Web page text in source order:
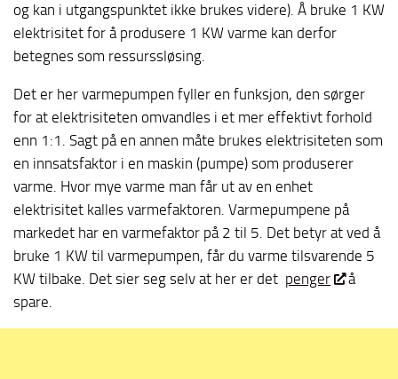
og kan i utgangspunktet ikke brukes videre). Å bruke 1 KW
elektrisitet for å produsere 1 KW varme kan derfor
betegnes som ressurssløsing.
Det er her varmepumpen fyller en funksjon, den sørger
for at elektrisiteten omvandles i et mer effektivt forhold
enn 1:1. Sagt på en annen måte brukes elektrisiteten som
en innsatsfaktor i en maskin (pumpe) som produserer
varme. Hvor mye varme man får ut av en enhet
elektrisitet kalles varmefaktoren. Varmepumpene på
markedet har en varmefaktor på 2 til 5. Det betyr at ved å
bruke 1 KW til varmepumpen, får du varme tilsvarende 5
KW tilbake. Det sier seg selv at her er det penger
å
spare.